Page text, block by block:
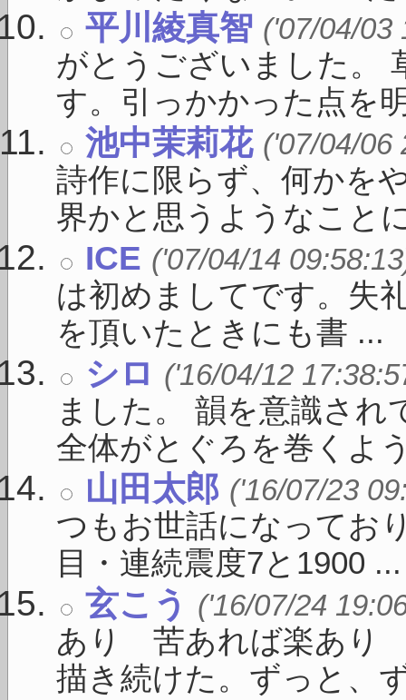
平川綾真智 ('07/04/03
がとうございました。
す。引っかかった点を
池中茉莉花 ('07/04/06
詩作に限らず、何かを
界かと思うようなこと
ICE ('07/04/14
は初めましてです。失
を頂いたときにも書 ...
シロ ('16/04/12
ました。 韻を意識さ
全体がとぐろを巻くよ
山田太郎 ('16/07/23
つもお世話になってお
目・連続震度7と1900 ...
玄こう ('16/07/24
あり 苦あれば楽あ
描き続けた。ずっと、